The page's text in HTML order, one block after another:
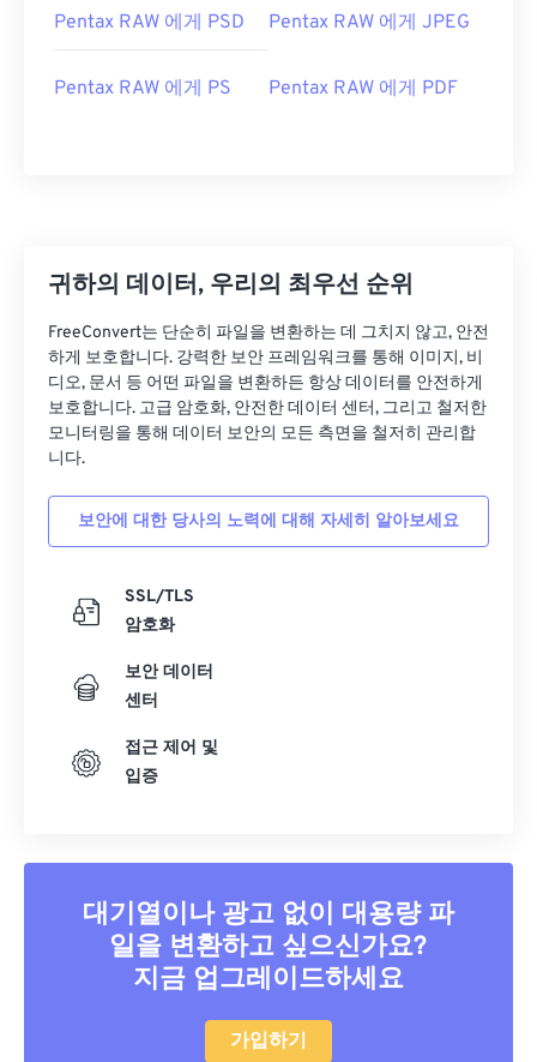
Pentax RAW 에게 PSD Pentax RAW 에게 JPEG
Pentax RAW 에게 PS Pentax RAW 에게 PDF
귀하의 데이터, 우리의 최우선 순위
FreeConvert는 단순히 파일을 변환하는 데 그치지 않고, 안전
하게 보호합니다. 강력한 보안 프레임워크를 통해 이미지, 비
디오, 문서 등 어떤 파일을 변환하든 항상 데이터를 안전하게
보호합니다. 고급 암호화, 안전한 데이터 센터, 그리고 철저한
모니터링을 통해 데이터 보안의 모든 측면을 철저히 관리합
니다.
보안에 대한 당사의 노력에 대해 자세히 알아보세요
SSL/TLS
암호화
보안 데이터
센터
접근 제어 및
입증
대기열이나 광고 없이 대용량 파
일을 변환하고 싶으신가요?
지금 업그레이드하세요
가입하기